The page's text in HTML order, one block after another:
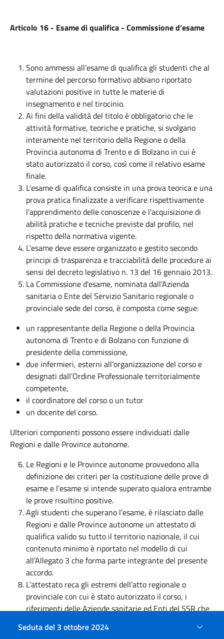
Articolo 16 - Esame di qualifica - Commissione d’esame
Sono ammessi all’esame di qualifica gli studenti che al
termine del percorso formativo abbiano riportato
valutazioni positive in tutte le materie di
insegnamento e nel tirocinio.
Ai fini della validità del titolo è obbligatorio che le
attività formative, teoriche e pratiche, si svolgano
interamente nel territorio della Regione o della
Provincia autonoma di Trento e di Bolzano in cui è
stato autorizzato il corso, così come il relativo esame
finale.
L’esame di qualifica consiste in una prova teorica e una
prova pratica finalizzate a verificare rispettivamente
l’apprendimento delle conoscenze e l’acquisizione di
abilità pratiche e tecniche previste dal profilo, nel
rispetto della normativa vigente.
L'esame deve essere organizzato e gestito secondo
principi di trasparenza e tracciabilità delle procedure ai
sensi del decreto legislativo n. 13 del 16 gennaio 2013.
La Commissione d'esame, nominata dall’Azienda
sanitaria o Ente del Servizio Sanitario regionale o
provinciale sede del corso, è composta come segue:
un rappresentante della Regione o della Provincia
autonoma di Trento e di Bolzano con funzione di
presidente della commissione,
due infermieri, esterni all’organizzazione del corso e
designati dall’Ordine Professionale territorialmente
competente,
il coordinatore del corso o un tutor
un docente del corso.
Ulteriori componenti possono essere individuati dalle
Regioni e dalle Province autonome.
Le Regioni e le Province autonome provvedono alla
definizione dei criteri per la costituzione delle prove di
esame e l’esame si intende superato qualora entrambe
le prove risultino positive.
Agli studenti che superano l’esame, è rilasciato dalle
Regioni e dalle Province autonome un attestato di
qualifica valido su tutto il territorio nazionale, il cui
contenuto minimo è riportato nel modello di cui
all’Allegato 3 che forma parte integrante del presente
accordo.
L’attestato reca gli estremi dell’atto regionale o
provinciale con cui è stato autorizzato il corso, i
riferimenti delle Aziende sanitarie ed Enti del SSR che
Il superamento dell’esame finale comporta il rilascio
Seduta del 3 ottobre 2024